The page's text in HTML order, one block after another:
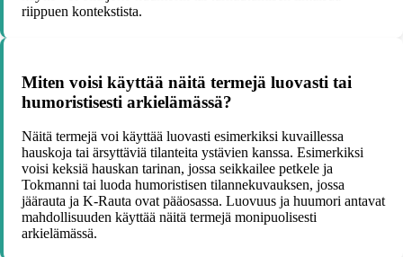
riippuen kontekstista.
Miten voisi käyttää näitä termejä luovasti tai
humoristisesti arkielämässä?
Näitä termejä voi käyttää luovasti esimerkiksi kuvaillessa
hauskoja tai ärsyttäviä tilanteita ystävien kanssa. Esimerkiksi
voisi keksiä hauskan tarinan, jossa seikkailee petkele ja
Tokmanni tai luoda humoristisen tilannekuvauksen, jossa
jäärauta ja K-Rauta ovat pääosassa. Luovuus ja huumori antavat
mahdollisuuden käyttää näitä termejä monipuolisesti
arkielämässä.